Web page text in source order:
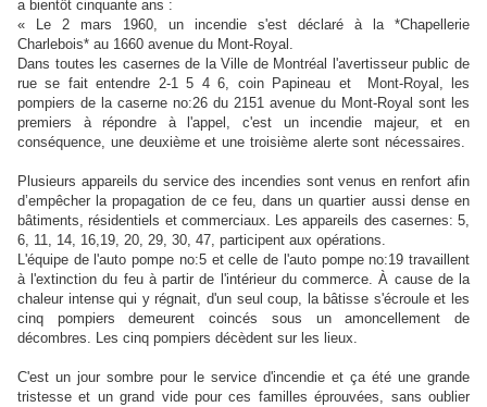
a bientôt cinquante ans :
« Le 2 mars 1960, un incendie s'est déclaré à la *Chapellerie
Charlebois* au 1660 avenue du Mont-Royal.
Dans toutes les casernes de la Ville de Montréal l'avertisseur public de
rue se fait entendre 2-1 5 4 6, coin Papineau et Mont-Royal, les
pompiers de la caserne no:26 du 2151 avenue du Mont-Royal sont les
premiers à répondre à l'appel, c'est un incendie majeur, et en
conséquence, une deuxième et une troisième alerte sont nécessaires.
Plusieurs appareils du service des incendies sont venus en renfort afin
d’empêcher la propagation de ce feu, dans un quartier aussi dense en
bâtiments, résidentiels et commerciaux. Les appareils des casernes: 5,
6, 11, 14, 16,19, 20, 29, 30, 47, participent aux opérations.
L'équipe de l'auto pompe no:5 et celle de l'auto pompe no:19 travaillent
à l'extinction du feu à partir de l'intérieur du commerce.À cause de la
chaleur intense qui y régnait, d'un seul coup, la bâtisse s'écroule et les
cinq pompiers demeurent coincés sous un amoncellement de
décombres. Les cinq pompiers décèdent sur les lieux.
C'est un jour sombre pour le service d'incendie et ça été une grande
tristesse et un grand vide pour ces familles éprouvées, sans oublier